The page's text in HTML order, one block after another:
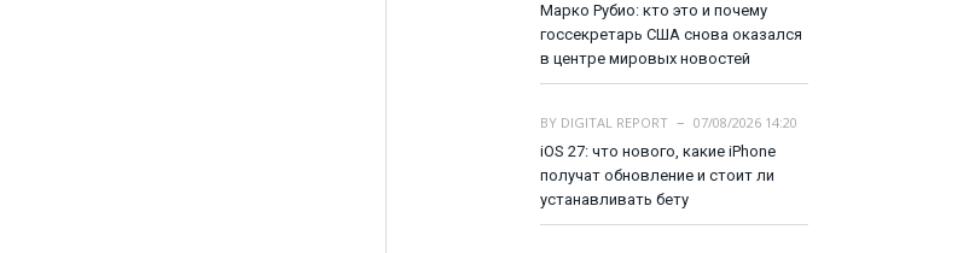
Марко Рубио: кто это и почему
госсекретарь США снова оказался
в центре мировых новостей
BY DIGITAL REPORT
07/08/2026 14:20
iOS 27: что нового, какие iPhone
получат обновление и стоит ли
устанавливать бету